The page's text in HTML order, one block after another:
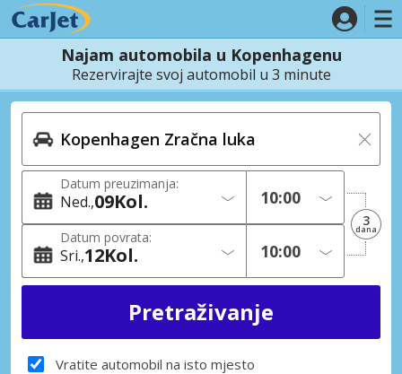
Najam automobila u Kopenhagenu
Rezervirajte svoj automobil u 3 minute
Datum preuzimanja:
Ned. 09Kol.
Datum povrata:
Sri. 12Kol.
3
dana
Vratite automobil na isto mjesto